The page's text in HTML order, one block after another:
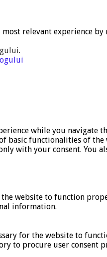
relevant experience
.
while you navigate
basic functionalities of
with your consent. You
website to function
information.
for the website to
to procure user consent